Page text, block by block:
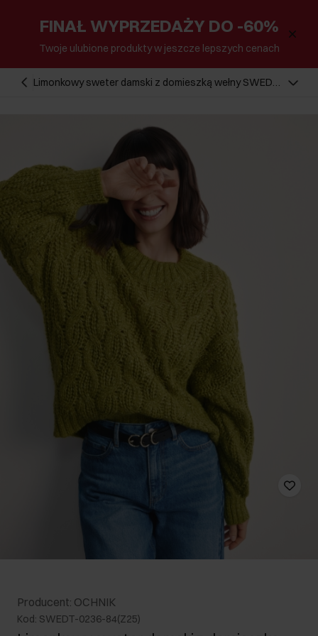
FINAŁ WYPRZEDAŻY DO -60%
Twoje ulubione produkty w jeszcze lepszych cenach
Limonkowy sweter damski z domieszką wełny SWEDT-
Producent: OCHNIK
Kod: SWEDT-0236-84(Z25)